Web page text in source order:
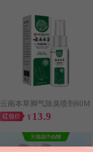
云南本草脚气除臭喷剂60M
LX3
¥ 13.9